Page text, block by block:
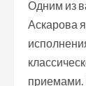
Одним из
Аскарова
приемами.